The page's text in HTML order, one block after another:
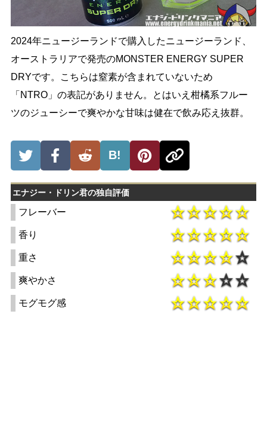
2024年ニュージーランドで購入したニュージーランド、
オーストラリアで発売のMONSTER ENERGY SUPER
DRYです。こちらは窒素が含まれていないため
「NTRO」の表記がありません。とはいえ柑橘系フルー
ツのジューシーで爽やかな甘味は健在で飲み応え抜群。
B!
エナジー・ドリン君の独自評価
フレーバー
香り
重さ
爽やかさ
モグモグ感